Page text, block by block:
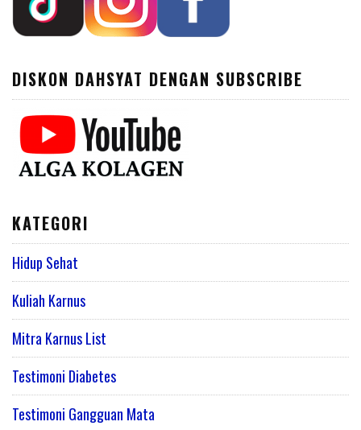
DISKON DAHSYAT DENGAN SUBSCRIBE
KATEGORI
Hidup Sehat
Kuliah Karnus
Mitra Karnus List
Testimoni Diabetes
Testimoni Gangguan Mata